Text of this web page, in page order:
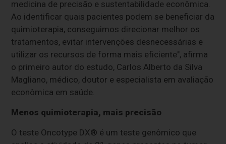
medicina de precisão e sustentabilidade econômica.
Ao identificar quais pacientes podem se beneficiar da
quimioterapia, conseguimos direcionar melhor os
tratamentos, evitar intervenções desnecessárias e
utilizar os recursos de forma mais eficiente", afirma
o primeiro autor do estudo, Carlos Alberto da Silva
Magliano, médico, doutor e especialista em avaliação
econômica em saúde.
Menos quimioterapia, mais precisão
O teste Oncotype DX® é um teste genômico que